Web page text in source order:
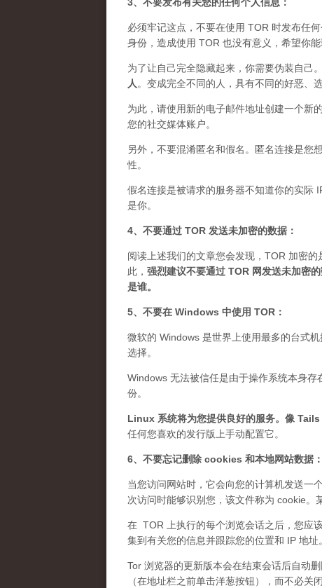
必须牢记这点，不要在使用 TOR 时发布任
身份，造成使用 TOR 也没有意义，希望你能
为了让自己完全隐藏起来，你需要伪装自己。
人 。 变成完全不同的人，具有不同的好恶、
为此，请使用新的电子邮件地址创建一个新
您的社交媒体账户。
另外，不要混淆匿名和假名。匿名连接是您
性。
假名连接是被请求的服务器不知道你的实际
是你。
4、不要通过 TOR 发送未加密的数据：
阅读上述我们的文章您会发现，TOR 加密
此， 强烈建议不要通过 TOR 网发送未加密
是谁。
5、不要在 Windows 中使用 TOR：
微软的 Windows 是世界上使用最多的台式
选择。
Windows 无法被信任是由于操作系统本身
份。
Linux 系统将为您提供良好的服务。像
任何您喜欢的发行版上手动配置它。
6、不要忘记删除 cookies 和本地网站数据：
当您访问网站时，它会向您的计算机发送一
次访问时能够识别您，该文件称为 cookie。
在 TOR 上执行的每个浏览会话之后，您应
集到有关您的信息并跟踪您的位置和 IP 地址。
Tor 浏览器的更新版本会在结束会话后自动
（在地址栏之前单击洋葱按钮），而不必关